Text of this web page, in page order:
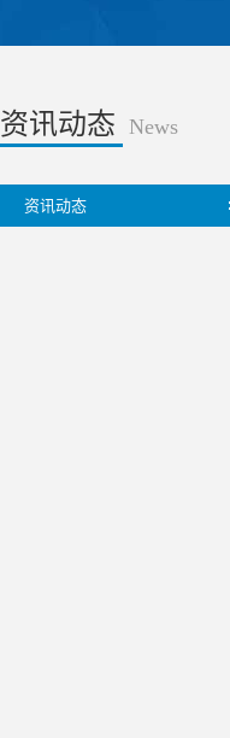
资讯动态 News
资讯动态